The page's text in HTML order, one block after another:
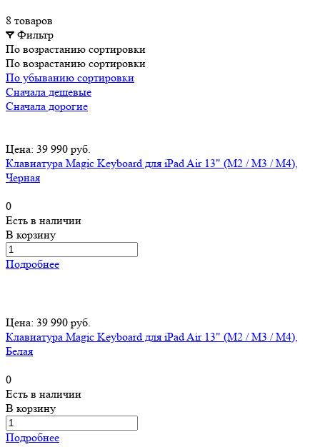
8 товаров
Фильтр
По возрастанию сортировки
По возрастанию сортировки
По убыванию сортировки
Сначала дешевые
Сначала дорогие
Цена: 39 990 руб.
Клавиатура Magic Keyboard для iPad Air 13" (M2 / M3 / M4),
Черная
0
Есть в наличии
В корзину
Подробнее
Цена: 39 990 руб.
Клавиатура Magic Keyboard для iPad Air 13" (M2 / M3 / M4),
Белая
0
Есть в наличии
В корзину
Подробнее